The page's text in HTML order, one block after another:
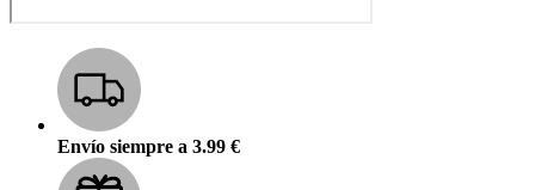
Envío siempre a 3.99 €